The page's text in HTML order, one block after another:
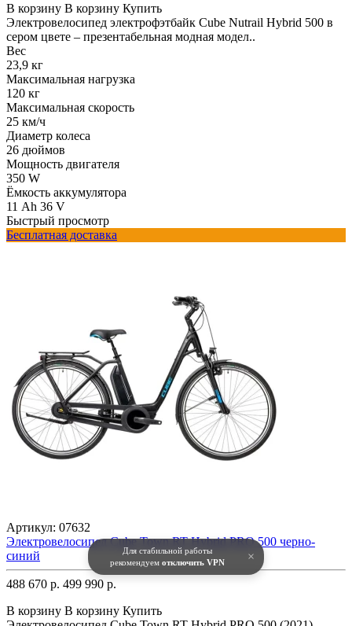
Для стабильной работы
рекомендуем отключить VPN ×
В корзину В корзину Купить
Электровелосипед электрофэтбайк Cube Nutrail Hybrid 500 в
сером цвете – презентабельная модная модел..
Вес
23,9 кг
Максимальная нагрузка
120 кг
Максимальная скорость
25 км/ч
Диаметр колеса
26 дюймов
Мощность двигателя
350 W
Ёмкость аккумулятора
11 Ah 36 V
Быстрый просмотр
Бесплатная доставка
Артикул: 07632
Электровелосипед Cube Town RT Hybrid PRO 500 черно-
синий
488 670 р. 499 990 р.
В корзину В корзину Купить